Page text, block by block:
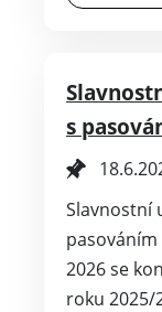
s
Slavnostní
2026 se
roku 2025/